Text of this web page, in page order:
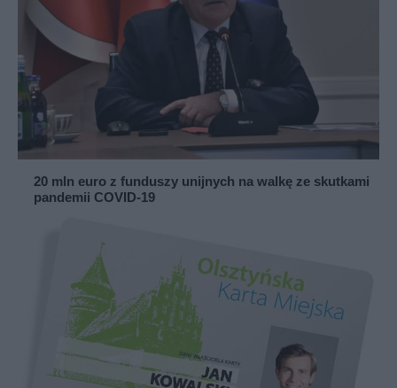
20 mln euro z funduszy unijnych na walkę ze skutkami
pandemii COVID-19